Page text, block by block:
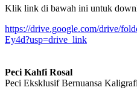
Klik link di bawah ini untuk
https://drive.google.com/drive/
Ey4d?usp=drive_link
Peci Kahfi Rosal
Peci Eksklusif Bernuansa